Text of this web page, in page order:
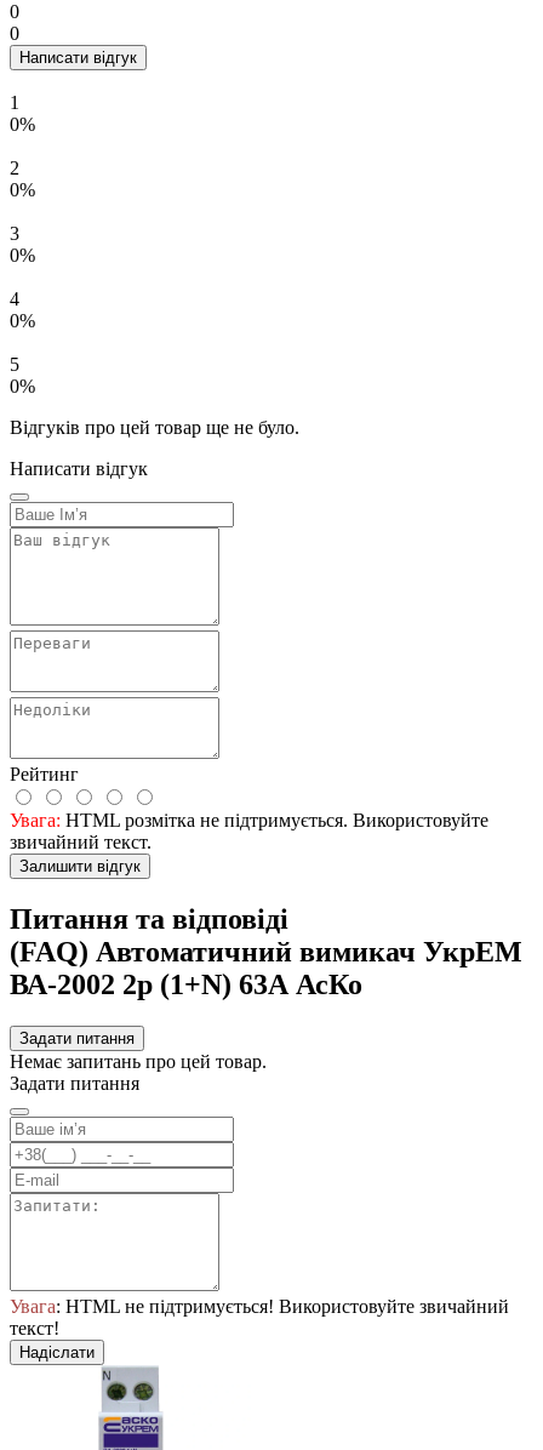
0
0
Написати відгук
1
0%
2
0%
3
0%
4
0%
5
0%
Відгуків про цей товар ще не було.
Написати відгук
Рейтинг
Увага: HTML розмітка не підтримується. Використовуйте
звичайний текст.
Залишити відгук
Питання та відповіді
(FAQ) Автоматичний вимикач УкрЕМ
ВА-2002 2р (1+N) 63А АсКо
Задати питання
Немає запитань про цей товар.
Задати питання
Увага: HTML не підтримується! Використовуйте звичайний
текст!
Надіслати